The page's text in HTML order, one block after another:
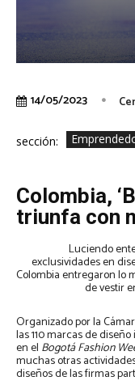
14/05/2023
sección:
Colombia,
triunfa con
Luciendo
exclusividades en
Colombia entregaron lo
de vestir
Organizado por la
las 110 marcas de
en el Bogotá Fashion
muchas otras
diseños de las firmas